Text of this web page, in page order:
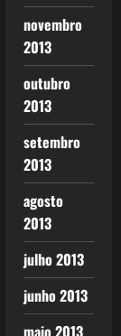
novembro
2013
outubro
2013
setembro
2013
agosto
2013
julho 2013
junho 2013
maio 2013